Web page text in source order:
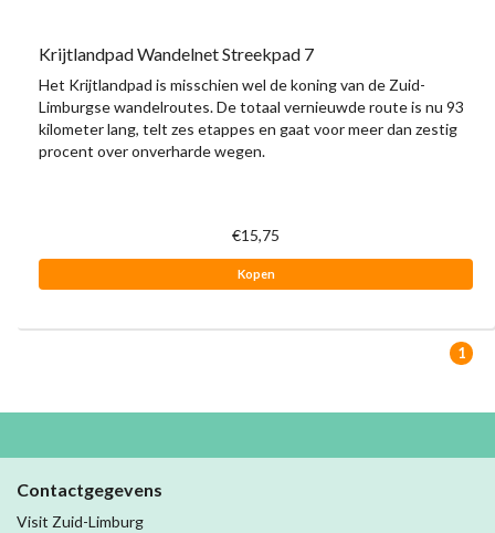
Krijtlandpad Wandelnet Streekpad 7
Het Krijtlandpad is misschien wel de koning van de Zuid-
Limburgse wandelroutes. De totaal vernieuwde route is nu 93
kilometer lang, telt zes etappes en gaat voor meer dan zestig
procent over onverharde wegen.
€15,75
Kopen
1
Contactgegevens
Visit Zuid-Limburg